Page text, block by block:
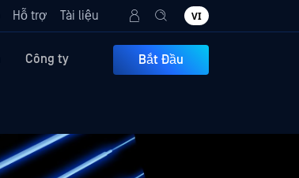
Hỗ trợ Tài liệu VI
Công ty Bắt Đầu